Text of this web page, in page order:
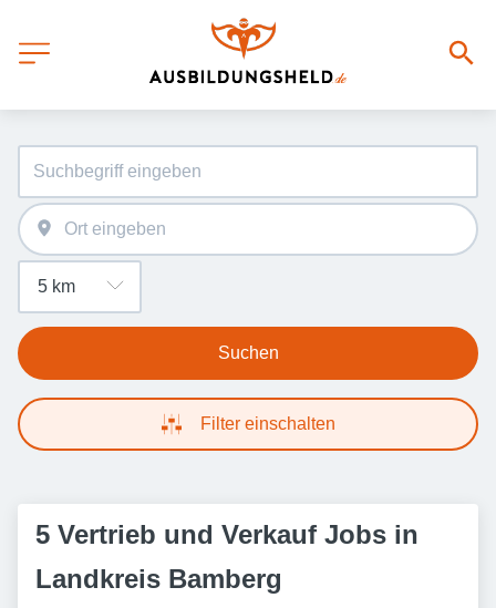
Suchen
Filter einschalten
5 Vertrieb und Verkauf Jobs in
Landkreis Bamberg